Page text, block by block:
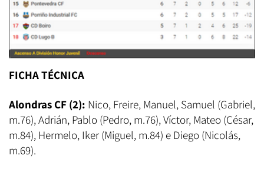
FICHA TÉCNICA
Alondras CF (2): Nico, Freire, Manuel, Samuel (Gabriel,
m.76), Adrián, Pablo (Pedro, m.76), Víctor, Mateo (César,
m.84), Hermelo, Iker (Miguel, m.84) e Diego (Nicolás,
m.69).